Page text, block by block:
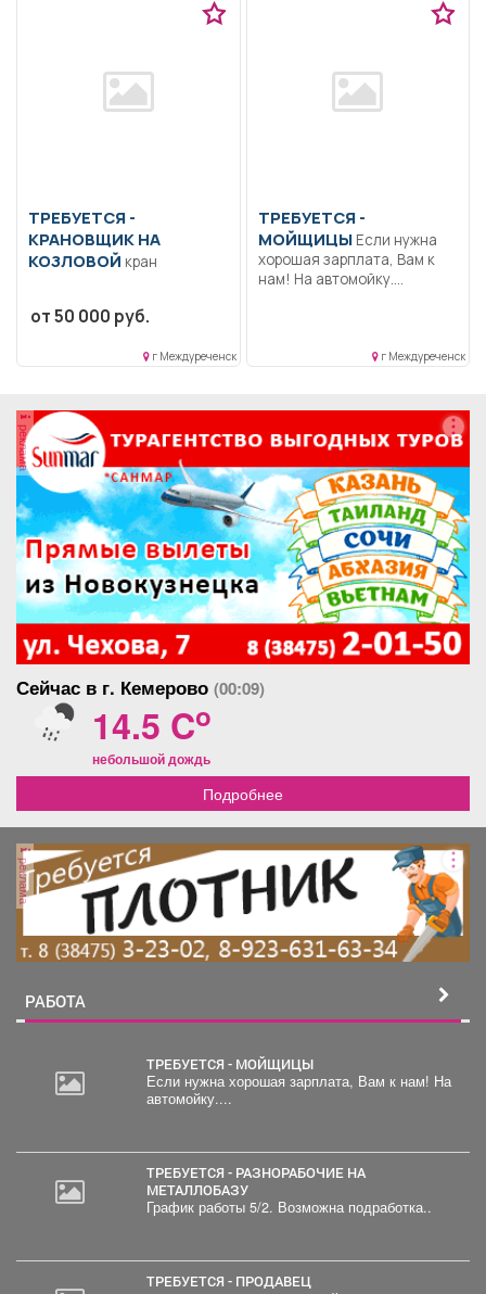
ТРЕБУЕТСЯ -
КРАНОВЩИК НА
КОЗЛОВОЙ кран
от 50 000 руб.
г Междуреченск
ТРЕБУЕТСЯ -
МОЙЩИЦЫЕсли нужна
хорошая зарплата, Вам к
нам! На автомойку....
г Междуреченск
реклама
Сейчас в г. Кемерово (00:09)
14.5 Co
небольшой дождь
Подробнее
реклама
РАБОТА
ТРЕБУЕТСЯ - МОЙЩИЦЫ
Если нужна хорошая зарплата, Вам к нам! На
автомойку....
ТРЕБУЕТСЯ - РАЗНОРАБОЧИЕ НА
МЕТАЛЛОБАЗУ
График работы 5/2. Возможна подработка..
ТРЕБУЕТСЯ - ПРОДАВЕЦ